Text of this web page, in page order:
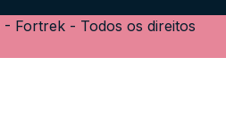
- Fortrek - Todos os direitos